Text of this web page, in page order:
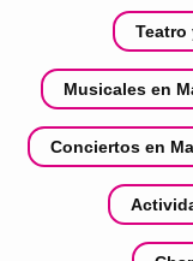
Teatro
Musicales en
Conciertos en